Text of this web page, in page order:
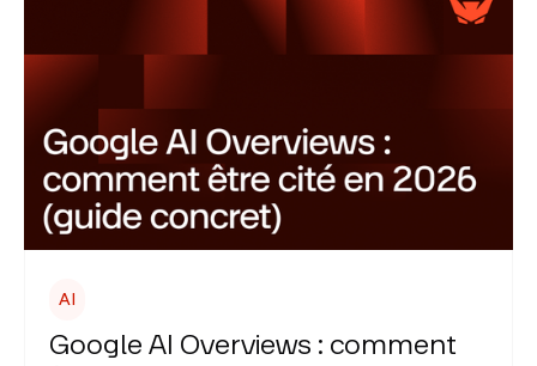
AI
Google AI Overviews : comment